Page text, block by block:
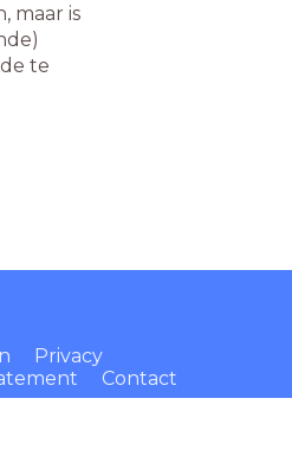
maar is
te
Privacy
Contact